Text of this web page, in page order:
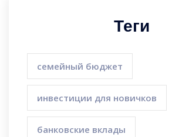
Теги
семейный бюджет
инвестиции для новичков
банковские вклады